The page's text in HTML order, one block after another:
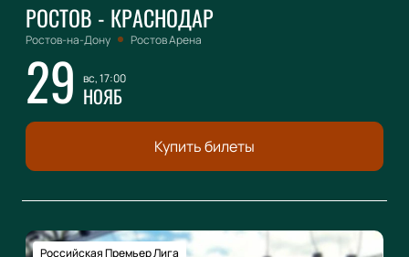
РОСТОВ - КРАСНОДАР
Ростов-на-Дону Ростов Арена
29 вс, 17:00
НОЯБ
Купить билеты
Российская Премьер Лига